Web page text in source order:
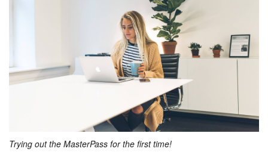
Trying out the MasterPass for the first time!